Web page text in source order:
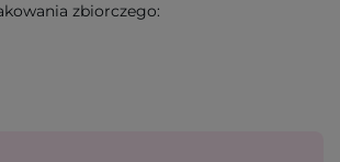
zbiorczego: